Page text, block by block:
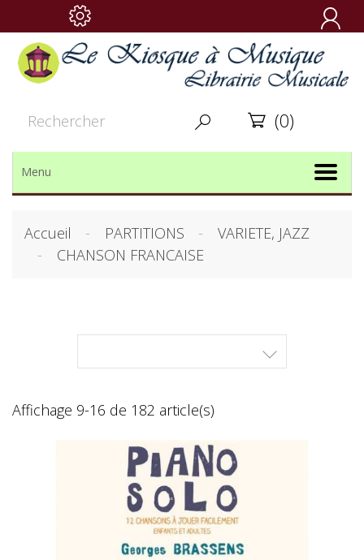

  (0)
Menu
Accueil PARTITIONS
VARIETE, JAZZ
CHANSON FRANCAISE

Affichage 9-16 de 182 article(s)